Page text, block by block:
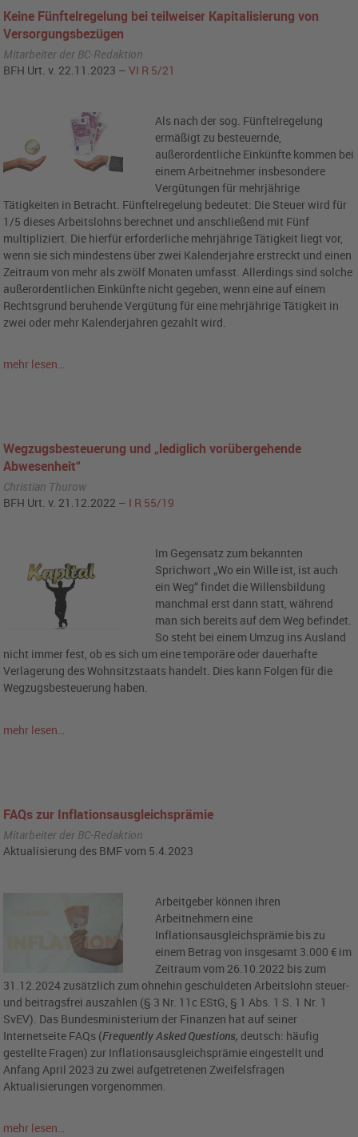
Keine Fünftelregelung bei teilweiser Kapitalisierung von
Versorgungsbezügen
Mitarbeiter der BC-Redaktion
BFH Urt. v. 22.11.2023 –VI R 5/21
Als nach der sog. Fünftelregelung
ermäßigt zu besteuernde,
außerordentliche Einkünfte kommen bei
einem Arbeitnehmer insbesondere
Vergütungen für mehrjährige
Tätigkeiten in Betracht. Fünftelregelung bedeutet: Die Steuer wird für
1/5 dieses Arbeitslohns berechnet und anschließend mit Fünf
multipliziert. Die hierfür erforderliche mehrjährige Tätigkeit liegt vor,
wenn sie sich mindestens über zwei Kalenderjahre erstreckt und einen
Zeitraum von mehr als zwölf Monaten umfasst. Allerdings sind solche
außerordentlichen Einkünfte nicht gegeben, wenn eine auf einem
Rechtsgrund beruhende Vergütung für eine mehrjährige Tätigkeit in
zwei oder mehr Kalenderjahren gezahlt wird.
mehr lesen…
Wegzugsbesteuerung und „lediglich vorübergehende
Abwesenheit“
Christian Thurow
BFH Urt. v. 21.12.2022 – I R 55/19
Im Gegensatz zum bekannten
Sprichwort „Wo ein Wille ist, ist auch
ein Weg“ findet die Willensbildung
manchmal erst dann statt, während
man sich bereits auf dem Weg befindet.
So steht bei einem Umzug ins Ausland
nicht immer fest, ob es sich um eine temporäre oder dauerhafte
Verlagerung des Wohnsitzstaats handelt. Dies kann Folgen für die
Wegzugsbesteuerung haben.
mehr lesen…
FAQs zur Inflationsausgleichsprämie
Mitarbeiter der BC-Redaktion
Aktualisierung des BMF vom 5.4.2023
Arbeitgeber können ihren
Arbeitnehmern eine
Inflationsausgleichsprämie bis zu
einem Betrag von insgesamt 3.000 € im
Zeitraum vom 26.10.2022 bis zum
31.12.2024 zusätzlich zum ohnehin geschuldeten Arbeitslohn steuer-
und beitragsfrei auszahlen (§ 3 Nr. 11c EStG, § 1 Abs. 1 S. 1 Nr. 1
SvEV). Das Bundesministerium der Finanzen hat auf seiner
Internetseite FAQs (Frequently Asked Questions, deutsch: häufig
gestellte Fragen) zur Inflationsausgleichsprämie eingestellt und
Anfang April 2023 zu zwei aufgetretenen Zweifelsfragen
Aktualisierungen vorgenommen.
mehr lesen…